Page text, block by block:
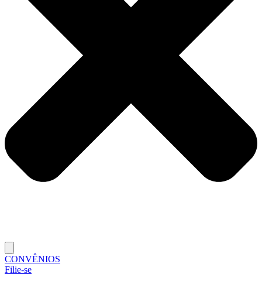
CONVÊNIOS
Filie-se